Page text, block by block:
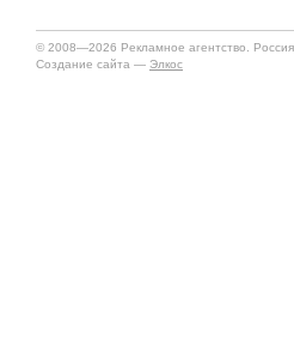
© 2008—2026 Рекламное агентство.
Создание сайта — Элкос